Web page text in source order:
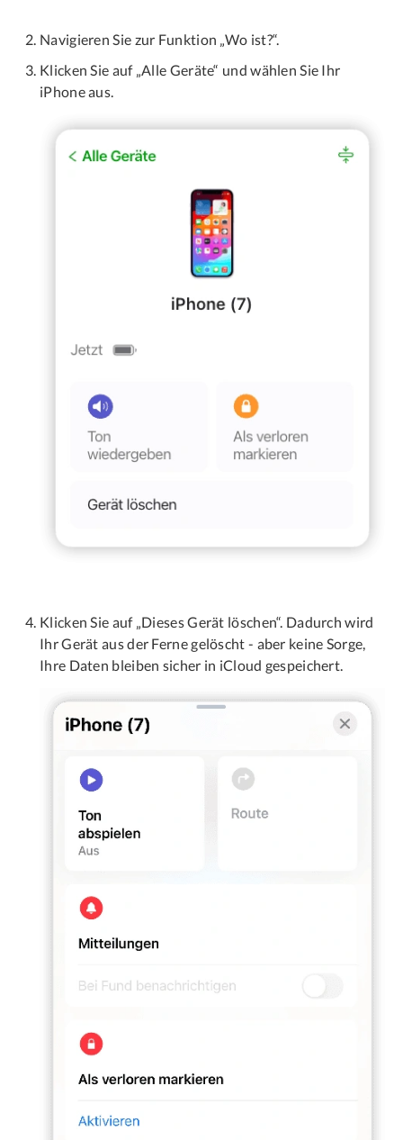
Navigieren Sie zur Funktion „Wo ist?“.
Klicken Sie auf „Alle Geräte“ und wählen Sie Ihr
iPhone aus.
Klicken Sie auf „Dieses Gerät löschen“. Dadurch wird
Ihr Gerät aus der Ferne gelöscht - aber keine Sorge,
Ihre Daten bleiben sicher in iCloud gespeichert.